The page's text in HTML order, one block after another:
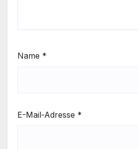
Name *
E-Mail-Adresse *